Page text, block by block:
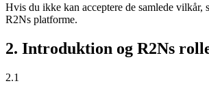
Hvis du ikke kan acceptere de samlede vilkår,
R2Ns platforme.
2. Introduktion og R2Ns
2.1